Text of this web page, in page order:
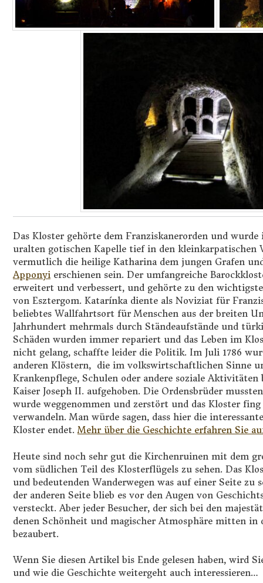
Das Kloster gehörte dem Franziskanerorden und wurde
uralten gotischen Kapelle tief in den kleinkarpatischen
vermutlich die heilige Katharina dem jungen Grafen
Apponyi erschienen sein. Der umfangreiche
erweitert und verbessert, und gehörte zu den
von Esztergom. Katarínka diente als Noviziat für
beliebtes Wallfahrtsort für Menschen aus der breiten
Jahrhundert mehrmals durch Ständeaufstände und
Schäden wurden immer repariert und das Leben im
nicht gelang, schaffte leider die Politik. Im Juli 1786
anderen Klöstern, die im volkswirtschaftlichen Sinne
Krankenpflege, Schulen oder andere soziale
Kaiser Joseph II. aufgehoben. Die Ordensbrüder
wurde weggenommen und zerstört und das Kloster
verwandeln. Man würde sagen, dass hier die
Kloster endet.Mehr über die Geschichte erfahren Sie
Heute sind noch sehr gut die Kirchenruinen mit dem
vom südlichen Teil des Klosterflügels zu sehen. Das
und bedeutenden Wanderwegen was auf einer Seite
der anderen Seite blieb es vor den Augen von
versteckt. Aber jeder Besucher, der sich bei den
denen Schönheit und magischer Atmosphäre mitten in
bezaubert.
Wenn Sie diesen Artikel bis Ende gelesen haben, wird
und wie die Geschichte weitergeht auch interessieren…